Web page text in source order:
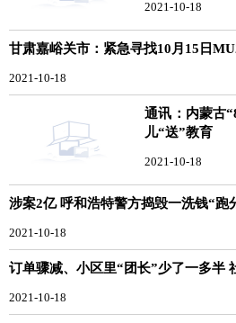
2021-10-18
甘肃嘉峪关市：紧急寻找10月15日
2021-10-18
通讯：内蒙古
儿“送”教育
2021-10-18
涉案2亿 呼和浩特警方捣毁一洗钱“跑
2021-10-18
订单骤减、小区里“团长”少了一多半
2021-10-18